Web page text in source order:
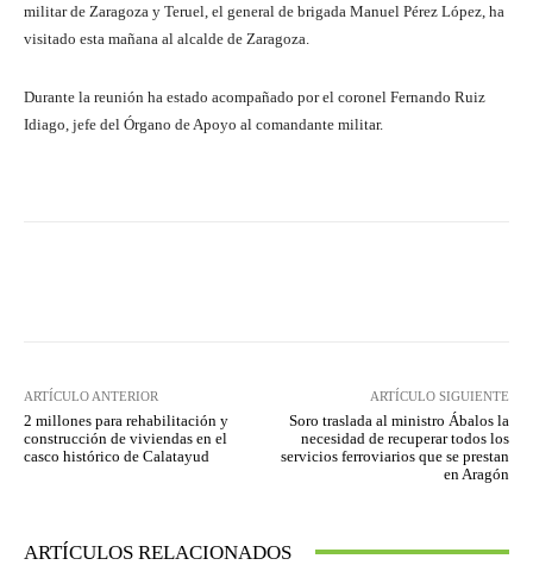
militar de Zaragoza y Teruel, el general de brigada Manuel Pérez López, ha
visitado esta mañana al alcalde de Zaragoza.
Durante la reunión ha estado acompañado por el coronel Fernando Ruiz
Idiago, jefe del Órgano de Apoyo al comandante militar.
ARTÍCULO ANTERIOR
2 millones para rehabilitación y
construcción de viviendas en el
casco histórico de Calatayud
ARTÍCULO SIGUIENTE
Soro traslada al ministro Ábalos la
necesidad de recuperar todos los
servicios ferroviarios que se prestan
en Aragón
ARTÍCULOS RELACIONADOS